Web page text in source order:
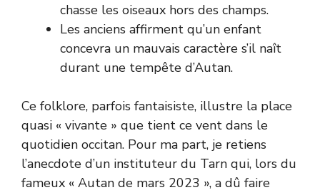
chasse les oiseaux hors des champs.
Les anciens affirment qu’un enfant
concevra un mauvais caractère s’il naît
durant une tempête d’Autan.
Ce folklore, parfois fantaisiste, illustre la place
quasi « vivante » que tient ce vent dans le
quotidien occitan. Pour ma part, je retiens
l’anecdote d’un instituteur du Tarn qui, lors du
fameux « Autan de mars 2023 », a dû faire